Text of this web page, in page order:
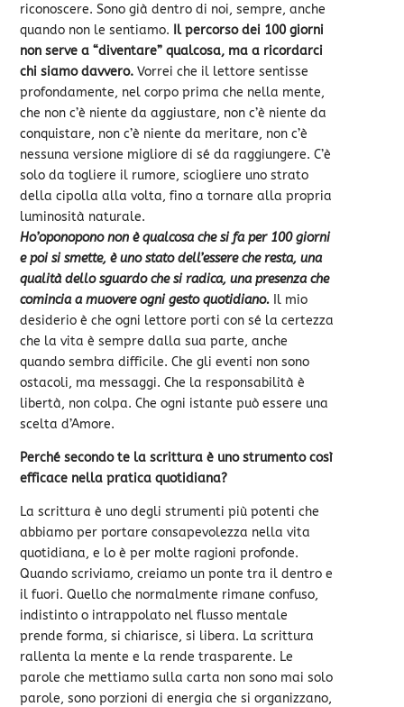
riconoscere. Sono già dentro di noi, sempre, anche
quando non le sentiamo. Il percorso dei 100 giorni
non serve a “diventare” qualcosa, ma a ricordarci
chi siamo davvero. Vorrei che il lettore sentisse
profondamente, nel corpo prima che nella mente,
che non c’è niente da aggiustare, non c’è niente da
conquistare, non c’è niente da meritare, non c’è
nessuna versione migliore di sé da raggiungere. C’è
solo da togliere il rumore, sciogliere uno strato
della cipolla alla volta, fino a tornare alla propria
luminosità naturale.
Ho’oponopono non è qualcosa che si fa per 100 giorni
e poi si smette, è uno stato dell’essere che resta, una
qualità dello sguardo che si radica, una presenza che
comincia a muovere ogni gesto quotidiano. Il mio
desiderio è che ogni lettore porti con sé la certezza
che la vita è sempre dalla sua parte, anche
quando sembra difficile. Che gli eventi non sono
ostacoli, ma messaggi. Che la responsabilità è
libertà, non colpa. Che ogni istante può essere una
scelta d’Amore.
Perché secondo te la scrittura è uno strumento così
efficace nella pratica quotidiana?
La scrittura è uno degli strumenti più potenti che
abbiamo per portare consapevolezza nella vita
quotidiana, e lo è per molte ragioni profonde.
Quando scriviamo, creiamo un ponte tra il dentro e
il fuori. Quello che normalmente rimane confuso,
indistinto o intrappolato nel flusso mentale
prende forma, si chiarisce, si libera. La scrittura
rallenta la mente e la rende trasparente. Le
parole che mettiamo sulla carta non sono mai solo
parole, sono porzioni di energia che si organizzano,